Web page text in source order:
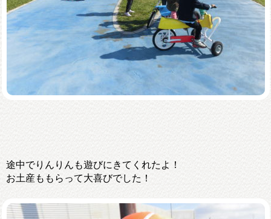
途中でりんりんも遊びにきてくれたよ！
お土産ももらって大喜びでした！